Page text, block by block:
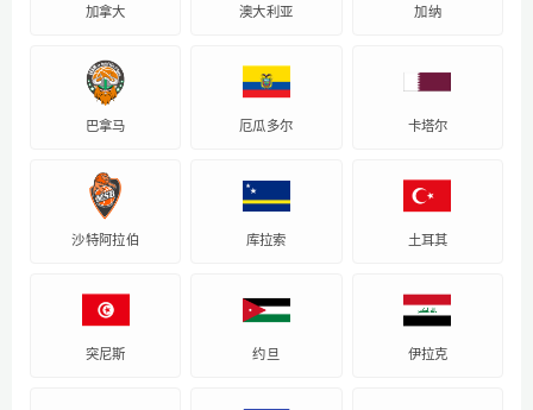
加拿大 澳大利亚 加纳
巴拿马 厄瓜多尔 卡塔尔
沙特阿拉伯 库拉索 土耳其
突尼斯 约旦 伊拉克